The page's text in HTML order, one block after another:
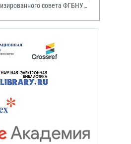
совета ФГБНУ